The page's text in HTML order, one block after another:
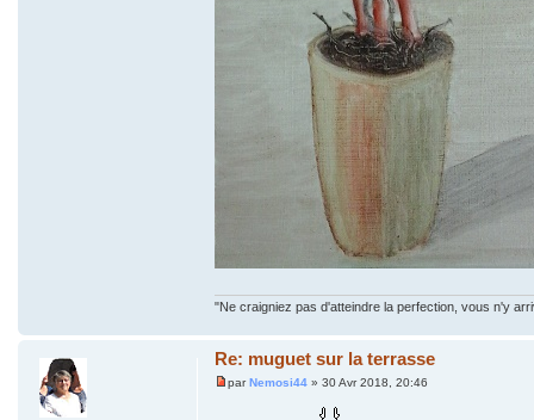
"Ne craigniez pas d'atteindre la perfection, vous n'y
Re: muguet sur la terrasse
parNemosi44 » 30 Avr 2018, 20:46